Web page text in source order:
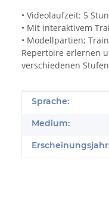
• Videolaufzeit: 5
• Mit interaktivem
• Modellpartien;
Repertoire erlernen
verschiedenen
Produkteigenschaft
Wert
Sprache:
Medium: